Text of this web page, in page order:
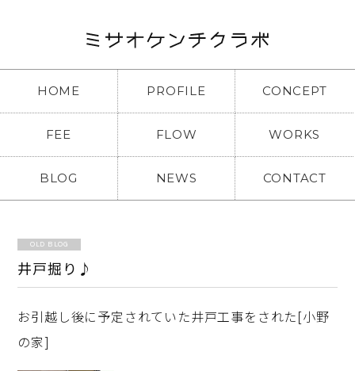
HOME PROFILE CONCEPT
FEE FLOW WORKS
BLOG NEWS CONTACT
OLD BLOG
井戸掘り♪
お引越し後に予定されていた井戸工事をされた[小野
の家]